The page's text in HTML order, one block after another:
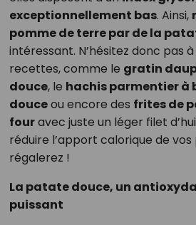
exceptionnellement bas. Ainsi,
pomme de terre par de la
intéressant. N’hésitez donc pas
recettes, comme le gratin
douce, le hachis parmentier à
douceou encore des frites de
fouravec juste un léger filet
réduire l’apport calorique de vos
régalerez !
La patate douce, un
puissant